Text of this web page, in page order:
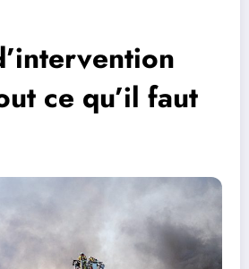
ce qu’il faut